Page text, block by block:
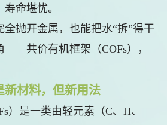
命堪忧。
抛开金属，也能把水“拆”得干
——共价有机框架（COFs），
新材料，但新用法
）是一类由轻元素（C、H、